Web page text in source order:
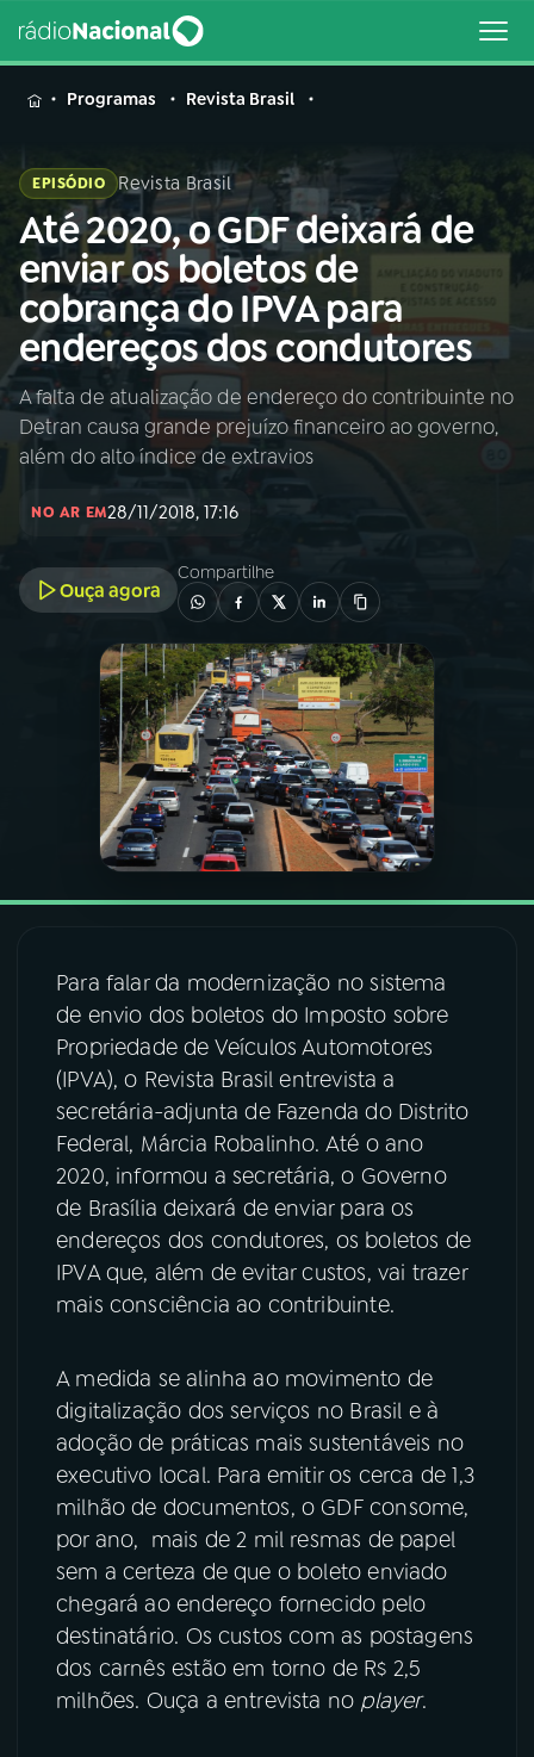
MENU
Buscar
na
Rádio
Nacional
Buscar
AO VIVO
01INÍCIO
02A RÁDIO
03PROGRAMAÇÃO
PROGRAMAS
PODCASTS
VIDEOCASTS
07ÚLTIMAS
08FESTIVAL DE MÚSICA
ACOMPANHE A RÁDIO NACIONAL
YouTube Facebook
Instagram X
TikTok
Programas Revista Brasil
EPISÓDIO Revista Brasil
Até 2020, o GDF deixará de
enviar os boletos de
cobrança do IPVA para
endereços dos condutores
A falta de atualização de endereço do contribuinte no
Detran causa grande prejuízo financeiro ao governo,
além do alto índice de extravios
NO AR EM28/11/2018, 17:16
Ouça agora
Compartilhe
Para falar da modernização no sistema
de envio dos boletos do Imposto sobre
Propriedade de Veículos Automotores
(IPVA), o Revista Brasil entrevista a
secretária-adjunta de Fazenda do Distrito
Federal, Márcia Robalinho. Até o ano
2020, informou a secretária, o Governo
de Brasília deixará de enviar para os
endereços dos condutores, os boletos de
IPVA que, além de evitar custos, vai trazer
mais consciência ao contribuinte.
A medida se alinha ao movimento de
digitalização dos serviços no Brasil e à
adoção de práticas mais sustentáveis no
executivo local. Para emitir os cerca de 1,3
milhão de documentos, o GDF consome,
por ano, mais de 2 mil resmas de papel
sem a certeza de que o boleto enviado
chegará ao endereço fornecido pelo
destinatário. Os custos com as postagens
dos carnês estão em torno de R$ 2,5
milhões. Ouça a entrevista no player.